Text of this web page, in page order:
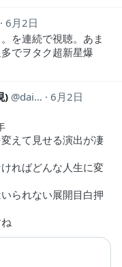
6月2日
を連続で視聴。あま
でヲタク超新星爆
) daisan1217
6月2日
えて見せる演出が凄
ればどんな人生に変
られない展開目白押